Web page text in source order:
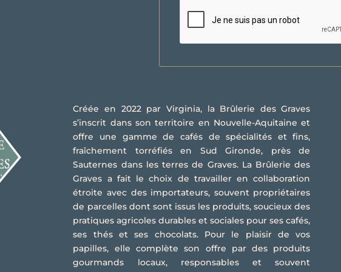
Créée en 2022 par Virginia, la Brûlerie des Graves
s’inscrit dans son territoire en Nouvelle-Aquitaine et
offre une gamme de cafés de spécialités et fins,
fraîchement torréfiés en Sud Gironde, près de
Sauternes dans les terres de Graves. La Brûlerie des
Graves a fait le choix de travailler en collaboration
étroite avec des importateurs, souvent propriétaires
de parcelles dont sont issus les produits, soucieux des
pratiques agricoles durables et sociales pour ses cafés,
ses thés et ses chocolats. Pour le plaisir de vos
papilles, elle complète son offre par des produits
gourmands locaux, responsables et souvent